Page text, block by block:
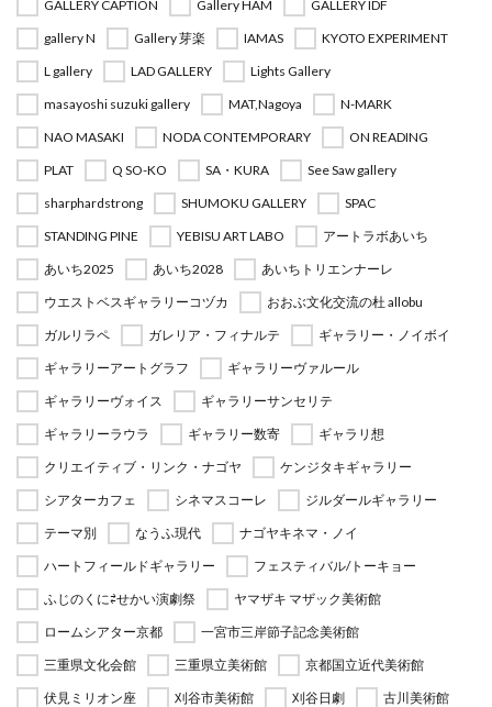
GALLERY CAPTION
Gallery HAM
GALLERY IDF
gallery N
Gallery 芽楽 IAMAS
KYOTO EXPERIMENT
L gallery
LAD GALLERY
Lights Gallery
masayoshi suzuki gallery
MAT,Nagoya
N-MARK
NAO MASAKI
NODA CONTEMPORARY
ON READING
PLAT
Q SO-KO SA・KURA
See Saw gallery
sharphardstrong
SHUMOKU GALLERY
SPAC
STANDING PINE
YEBISU ART LABO
アートラボあいち
あいち2025
あいち2028
あいちトリエンナーレ
ウエストベスギャラリーコヅカ
おおぶ文化交流の杜 allobu
ガルリラペ
ガレリア・フィナルテ
ギャラリー・ノイボイ
ギャラリーアートグラフ
ギャラリーヴァルール
ギャラリーヴォイス
ギャラリーサンセリテ
ギャラリーラウラ
ギャラリー数寄
ギャラリ想
クリエイティブ・リンク・ナゴヤ
ケンジタキギャラリー
シアターカフェ
シネマスコーレ
ジルダールギャラリー
テーマ別
なうふ現代
ナゴヤキネマ・ノイ
ハートフィールドギャラリー
フェスティバル/トーキョー
ふじのくに⇄せかい演劇祭
ヤマザキ マザック美術館
ロームシアター京都
一宮市三岸節子記念美術館
三重県文化会館
三重県立美術館
京都国立近代美術館
伏見ミリオン座
刈谷市美術館 刈谷日劇
古川美術館